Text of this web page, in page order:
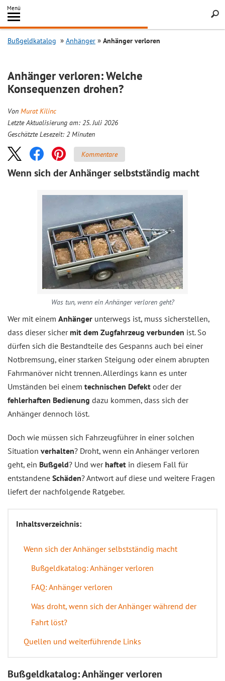
Inhalt
springen
Menü
Search
Bußgeldkatalog Anhänger Anhänger verloren
Anhänger verloren: Welche
Konsequenzen drohen?
Von Murat Kilinc
Letzte Aktualisierung am: 25. Juli 2026
Geschätzte Lesezeit: 2 Minuten
Kommentare
Wenn sich der Anhänger selbstständig macht
Was tun, wenn ein Anhänger verloren geht?
Wer mit einem Anhänger unterwegs ist, muss sicherstellen,
dass dieser sichermit dem Zugfahrzeug verbunden ist. So
dürfen sich die Bestandteile des Gespanns auch bei einer
Notbremsung, einer starken Steigung oder einem abrupten
Fahrmanöver nicht trennen. Allerdings kann es unter
Umständen bei einem technischen Defekt oder der
fehlerhaften Bedienung dazu kommen, dass sich der
Anhänger dennoch löst.
Doch wie müssen sich Fahrzeugführer in einer solchen
Situation verhalten? Droht, wenn ein Anhänger verloren
geht, ein Bußgeld? Und wer haftet in diesem Fall für
entstandene Schäden? Antwort auf diese und weitere Fragen
liefert der nachfolgende Ratgeber.
Inhaltsverzeichnis:
Wenn sich der Anhänger selbstständig macht
Bußgeldkatalog: Anhänger verloren
FAQ: Anhänger verloren
Was droht, wenn sich der Anhänger während der
Fahrt löst?
Quellen und weiterführende Links
Bußgeldkatalog: Anhänger verloren